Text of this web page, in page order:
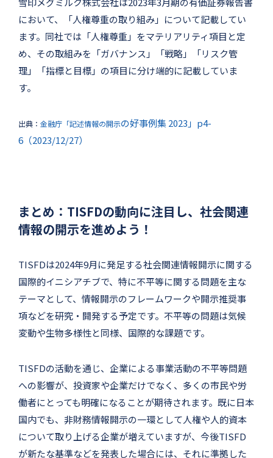
において、「人権尊重の取り組み」について記載してい
ます。同社では「人権尊重」をマテリアリティ項目と定
め、その取組みを「ガバナンス」「戦略」「リスク管
理」「指標と目標」の項目に分け端的に記載していま
す。
出典： 金融庁「記述情報の開示の好事例集 2023」p4-
6（2023/12/27）
まとめ：TISFDの動向に注目し、社会関連
情報の開示を進めよう！
TISFDは2024年9月に発足する社会関連情報開示に関する
国際的イニシアチブで、特に不平等に関する問題を主な
テーマとして、情報開示のフレームワークや開示推奨事
項などを研究・開発する予定です。不平等の問題は気候
変動や生物多様性と同様、国際的な課題です。
TISFDの活動を通じ、企業による事業活動の不平等問題
への影響が、投資家や企業だけでなく、多くの市民や労
働者にとっても明確になることが期待されます。既に日本
国内でも、非財務情報開示の一環として人権や人的資本
について取り上げる企業が増えていますが、今後TISFD
が新たな基準などを発表した場合には、それに準拠した